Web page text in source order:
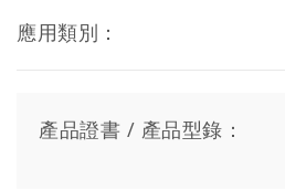
應用類別：
產品證書 / 產品型錄：